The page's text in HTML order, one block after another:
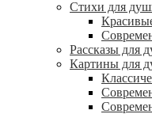
Стихи для
Рассказы для
Картины для